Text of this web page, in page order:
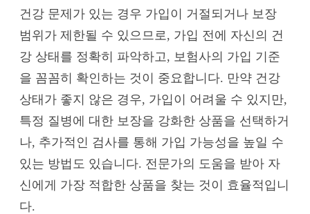
건강 문제가 있는 경우 가입이 거절되거나 보장
범위가 제한될 수 있으므로, 가입 전에 자신의 건
강 상태를 정확히 파악하고, 보험사의 가입 기준
을 꼼꼼히 확인하는 것이 중요합니다. 만약 건강
상태가 좋지 않은 경우, 가입이 어려울 수 있지만,
특정 질병에 대한 보장을 강화한 상품을 선택하거
나, 추가적인 검사를 통해 가입 가능성을 높일 수
있는 방법도 있습니다. 전문가의 도움을 받아 자
신에게 가장 적합한 상품을 찾는 것이 효율적입니
다.